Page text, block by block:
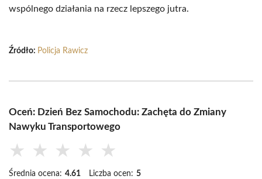
wspólnego działania na rzecz lepszego jutra.
Źródło: Policja Rawicz
Oceń: Dzień Bez Samochodu: Zachęta do Zmiany
Nawyku Transportowego
★ ★ ★ ★ ★
Średnia ocena: 4.61 Liczba ocen: 5